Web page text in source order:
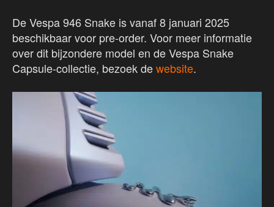
De Vespa 946 Snake is vanaf 8 januari 2025
beschikbaar voor pre-order. Voor meer informatie
over dit bijzondere model en de Vespa Snake
Capsule-collectie, bezoek dewebsite.